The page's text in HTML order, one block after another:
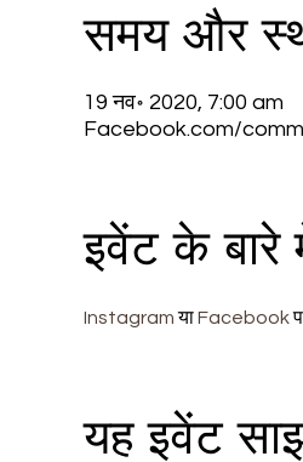
समय और
19 नव॰ 2020, 7:00 am
Facebook.com/
इवेंट के बारे
Instagram या Facebook
यह इवेंट